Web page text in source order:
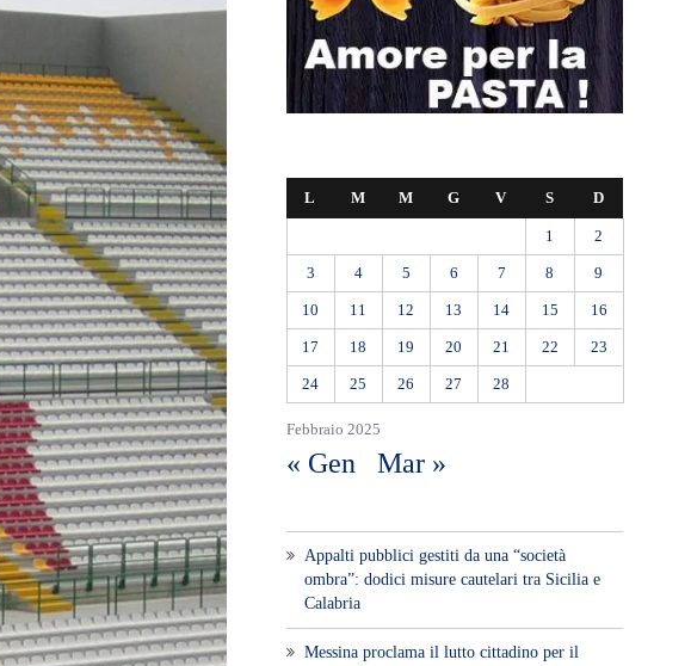
Febbraio 2025
L M M G V S D
1 2
3 4 5 6 7 8 9
10 11 12 13 14 15 16
17 18 19 20 21 22 23
24 25 26 27 28
« Gen Mar »
Appalti pubblici gestiti da una “società
ombra”: dodici misure cautelari tra Sicilia e
Calabria
Messina proclama il lutto cittadino per il